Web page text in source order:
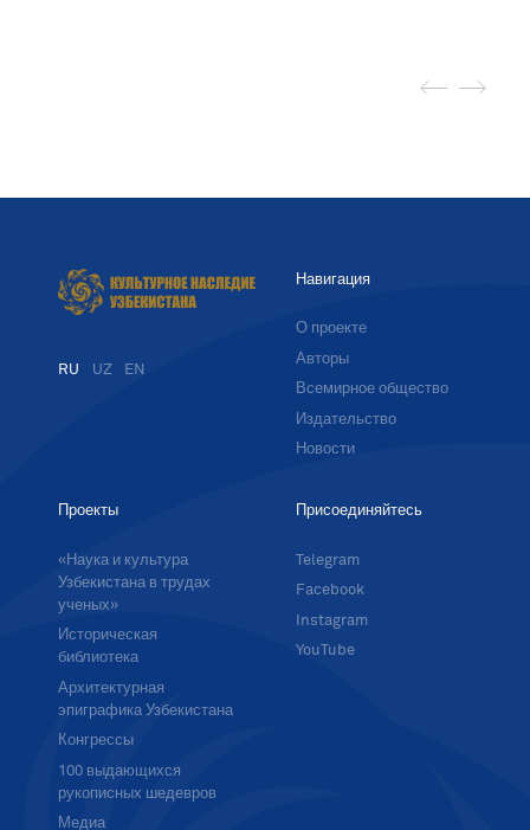
RU UZ EN
Навигация
О проекте
Авторы
Всемирное общество
Издательство
Новости
Проекты
«Наука и культура
Узбекистана в трудах
ученых»
Историческая
библиотека
Архитектурная
эпиграфика Узбекистана
Конгрессы
100 выдающихся
рукописных шедевров
Медиа
Присоединяйтесь
Telegram
Facebook
Instagram
YouTube